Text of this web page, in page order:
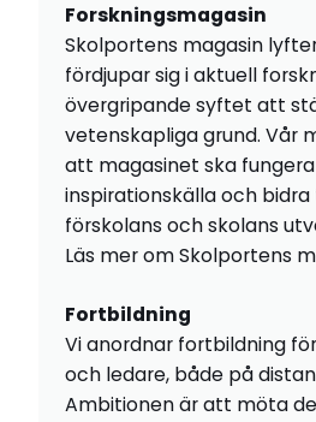
Forskningsmagasin
Skolportens magasin
fördjupar sig i aktuell
övergripande syftet att
vetenskapliga grund. Vår
att magasinet ska
inspirationskälla och
förskolans och skolans
Läs mer om Skolportens
Fortbildning
Vi anordnar fortbildning
och ledare, både på
Ambitionen är att möta